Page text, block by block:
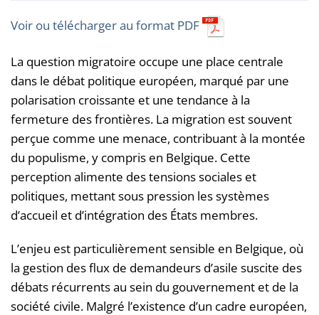
Voir ou télécharger au format PDF
La question migratoire occupe une place centrale
dans le débat politique européen, marqué par une
polarisation croissante et une tendance à la
fermeture des frontières. La migration est souvent
perçue comme une menace, contribuant à la montée
du populisme, y compris en Belgique. Cette
perception alimente des tensions sociales et
politiques, mettant sous pression les systèmes
d’accueil et d’intégration des États membres.
L’enjeu est particulièrement sensible en Belgique, où
la gestion des flux de demandeurs d’asile suscite des
débats récurrents au sein du gouvernement et de la
société civile. Malgré l’existence d’un cadre européen,